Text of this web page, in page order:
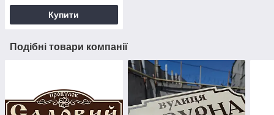
Купити
Подібні товари компанії